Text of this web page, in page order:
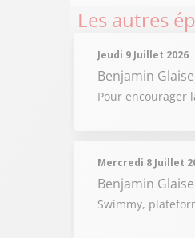
Les autres
Jeudi 9 Juillet 2026
Benjamin Glaise
Pour encourager
Mercredi 8 Juillet
Benjamin Glaise
Swimmy,